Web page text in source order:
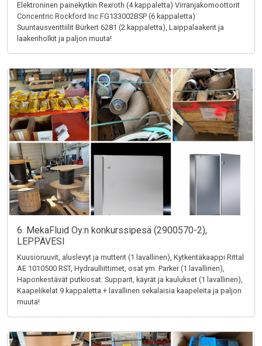
Elektroninen painekytkin Rexroth (4 kappaletta) Virranjakomoottorit
Concentric Rockford Inc FG133002BSP (6 kappaletta)
Suuntausventtiilit Bürkert 6281 (2 kappaletta), Laippalaakerit ja
laakeriholkit ja paljon muuta!
6. MekaFluid Oy:n konkurssipesä (2900570-2),
LEPPÄVESI
Kuusioruuvit, aluslevyt ja mutterit (1 lavallinen), Kytkentäkaappi Rittal
AE 1010500 RST, Hydraulliittimet, osat ym. Parker (1 lavallinen),
Haponkestävät putkiosat: Supparit, käyrät ja kaulukset (1 lavallinen),
Kaapelikelat 9 kappaletta + lavallinen sekalaisia kaapeleita ja paljon
muuta!